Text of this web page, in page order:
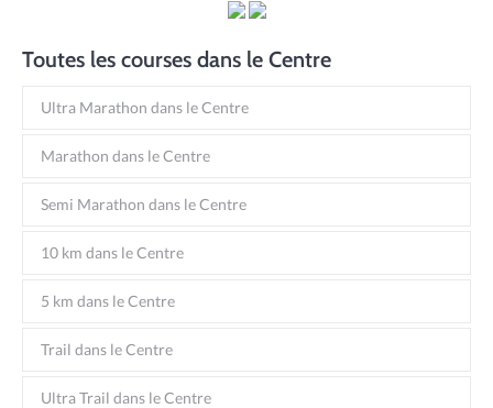
Toutes les courses dans le Centre
Ultra Marathon dans le Centre
Marathon dans le Centre
Semi Marathon dans le Centre
10 km dans le Centre
5 km dans le Centre
Trail dans le Centre
Ultra Trail dans le Centre